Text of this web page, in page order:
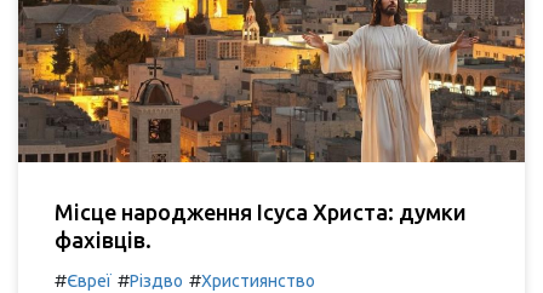
Місце народження Ісуса Христа: думки
фахівців.
#Євреї #Різдво #Християнство